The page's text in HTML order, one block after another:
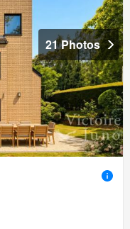
21 Photos